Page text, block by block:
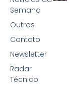
Semana
Outros
Contato
Newsletter
Radar
Técnico